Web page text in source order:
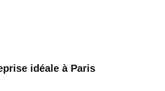
idéale à Paris